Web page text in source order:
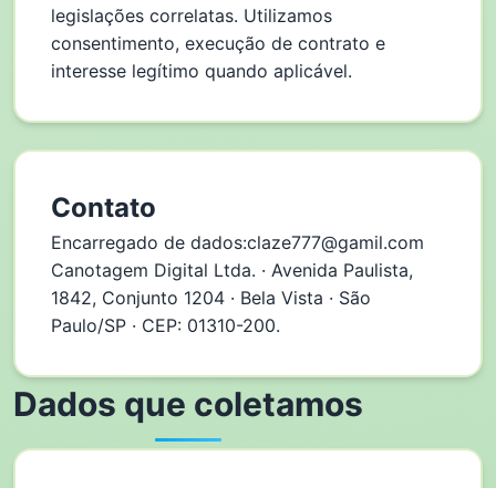
legislações correlatas. Utilizamos
consentimento, execução de contrato e
interesse legítimo quando aplicável.
Contato
Encarregado de dados:claze777@gamil.com
Canotagem Digital Ltda. · Avenida Paulista,
1842, Conjunto 1204 · Bela Vista · São
Paulo/SP · CEP: 01310-200.
Dados que coletamos